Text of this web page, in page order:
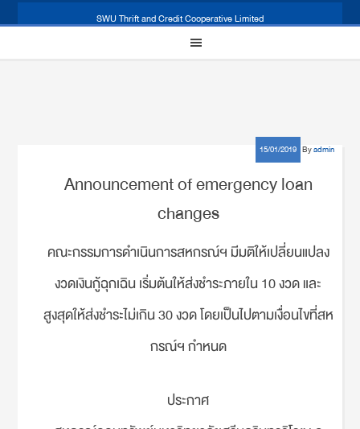
SWU Thrift and Credit Cooperative Limited
15/01/2019 Byadmin
Announcement of emergency loan
changes
คณะกรรมการดำเนินการสหกรณ์ฯ มีมติให้เปลี่ยนแปลง
งวดเงินกู้ฉุกเฉิน เริ่มต้นให้ส่งชำระภายใน 10 งวด และ
สูงสุดให้ส่งชำระไม่เกิน 30 งวด โดยเป็นไปตามเงื่อนไขที่สห
กรณ์ฯ กำหนด
ประกาศ